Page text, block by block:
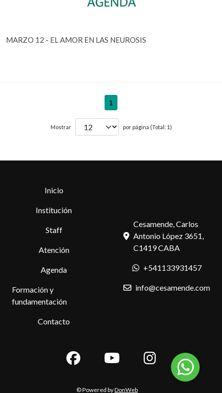
MARZO 12 - EL AMOR EN LAS NEUROSIS
1
Mostrar por página (Total: 1)
Inicio
Institución
Staff
Atención
Agenda
Formación y
fundamentación
Contacto
Cesamende, Carlos
Antonio López 3651,
C1419 CABA
+541133931457
info@cesamende.com
© Powered byDonWeb